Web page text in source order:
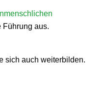
Führung aus.
sich auch weiterbilden.